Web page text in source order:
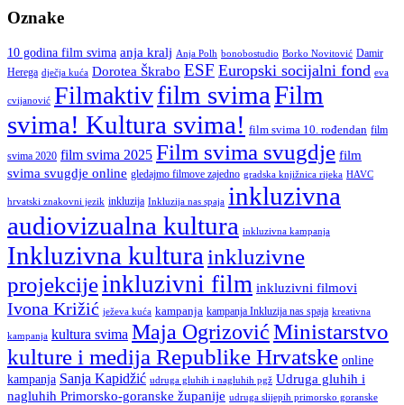
Oznake
10 godina film svima anja kralj Anja Polh bonobostudio Borko Novitović Damir
Herega dječja kuća Dorotea Škrabo ESF Europski socijalni fond eva
cvijanović Filmaktivfilm svimaFilm
svima! Kultura svima! film svima 10. rođendan film
svima 2020 film svima 2025 Film svima svugdje film
svima svugdje online gledajmo filmove zajedno gradska knjižnica rijeka HAVC
hrvatski znakovni jezik inkluzija Inkluzija nas spaja inkluzivna
audiovizualna kultura inkluzivna kampanja
Inkluzivna kulturainkluzivne
projekcijeinkluzivni film inkluzivni filmovi
Ivona Križić ježeva kuća kampanja kampanja Inkluzija nas spaja kreativna
kampanja kultura svima Maja OgrizovićMinistarstvo
kulture i medija Republike Hrvatske online
kampanja Sanja Kapidžić udruga gluhih i nagluhih pgž Udruga gluhih i
nagluhih Primorsko-goranske županije udruga slijepih primorsko goranske